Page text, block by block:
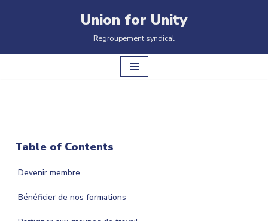
Union for Unity
Regroupement syndical
Table of Contents
Devenir membre
Bénéficier de nos formations